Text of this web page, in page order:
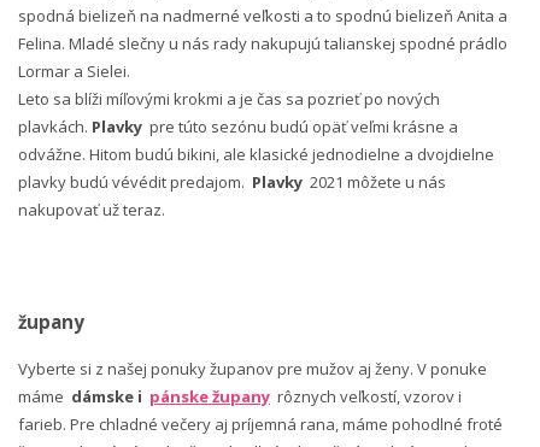
spodná bielizeň na nadmerné veľkosti a to spodnú bielizeň Anita a
Felina. Mladé slečny u nás rady nakupujú talianskej spodné prádlo
Lormar a Sielei.
Leto sa blíži míľovými krokmi a je čas sa pozrieť po nových
plavkách. Plavky pre túto sezónu budú opäť veľmi krásne a
odvážne. Hitom budú bikini, ale klasické jednodielne a dvojdielne
plavky budú vévédit predajom. Plavky 2021 môžete u nás
nakupovať už teraz.
župany
Vyberte si z našej ponuky županov pre mužov aj ženy. V ponuke
máme dámske i pánske župany rôznych veľkostí, vzorov i
farieb. Pre chladné večery aj príjemná rana, máme pohodlné froté